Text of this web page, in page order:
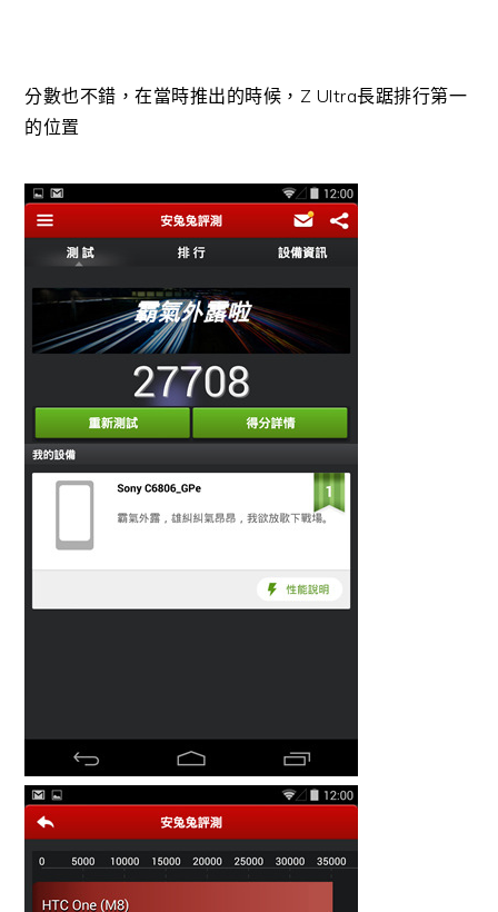
分數也不錯，在當時推出的時候，Z Ultra長踞排行第一
的位置